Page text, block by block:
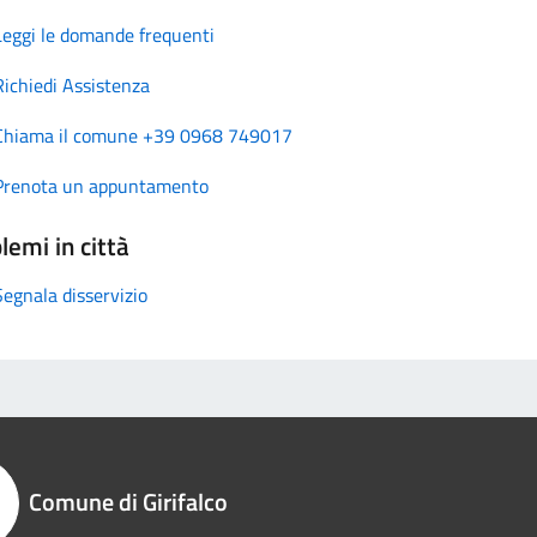
le domande frequenti
Assistenza
il comune +39 0968 749017
un appuntamento
in città
disservizio
Comune di Girifalco